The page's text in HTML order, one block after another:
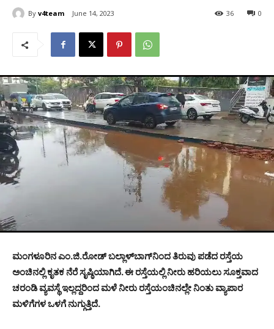
By v4team June 14, 2023 0
36
ಮಂಗಳೂರಿನ ಎಂ.ಜಿ.ರೋಡ್ ಬಲ್ಲಾಳ್‍ಬಾಗ್‍ನಿಂದ ತಿರುವು ಪಡೆದ ರಸ್ತೆಯ
ಅಂಚಿನಲ್ಲಿ ಕೃತಕ ನೆರೆ ಸೃಷ್ಠಿಯಾಗಿದೆ. ಈ ರಸ್ತೆಯಲ್ಲಿ ನೀರು ಹರಿಯಲು ಸೂಕ್ತವಾದ
ಚರಂಡಿ ವ್ಯವಸ್ಥೆ ಇಲ್ಲದ್ದರಿಂದ ಮಳೆ ನೀರು ರಸ್ತೆಯಂಚಿನಲ್ಲೇ ನಿಂತು ವ್ಯಾಪಾರ
ಮಳಿಗೆಗಳ ಒಳಗೆ ನುಗ್ಗುತ್ತಿದೆ.